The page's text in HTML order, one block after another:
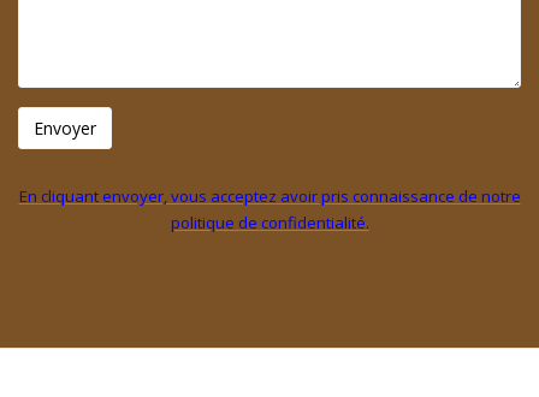
En cliquant envoyer, vous acceptez avoir pris connaissance de notre
politique de confidentialité.